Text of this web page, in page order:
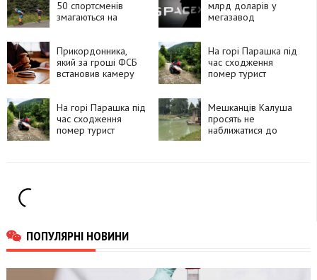
50 спортсменів
змагаються на
млрд доларів у
мегазавод
Прикордонника,
який за гроші ФСБ
встановив камеру
15 років
На горі Парашка під
час сходження
помер турист
На горі Парашка під
час сходження
помер турист
Мешканців Калуша
просять не
наближатися до
ПОПУЛЯРНІ НОВИНИ